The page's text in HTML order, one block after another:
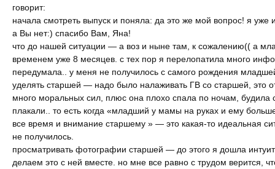
говорит:
начала смотреть выпуск и поняла: да это же мой вопрос! я
а Вы нет:) спасибо Вам, Яна!
что до нашей ситуации — а воз и ныне там, к сожалению(( а
временем уже 8 месяцев. с тех пор я перелопатила много
передумала.. у меня не получилось с самого рождения
уделять старшей — надо было налаживать ГВ со старшей, это
много моральных сил, плюс она плохо спала по ночам, будила
плакали.. то есть когда «младший у мамы на руках и ему
все время и внимание старшему » — это какая-то идеальная
не получилось.
просматривать фотографии старшей — до этого я дошла
делаем это с ней вместе. но мне все равно с трудом верится,